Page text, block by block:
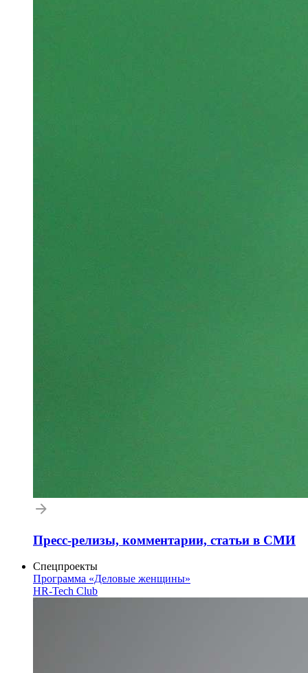
Пресс-релизы, комментарии, статьи в СМИ
Спецпроекты
Программа «Деловые женщины»
HR-Tech Club